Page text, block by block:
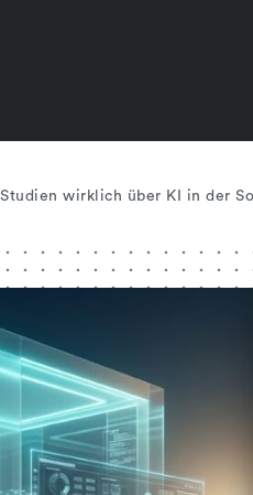
wirklich über KI in der